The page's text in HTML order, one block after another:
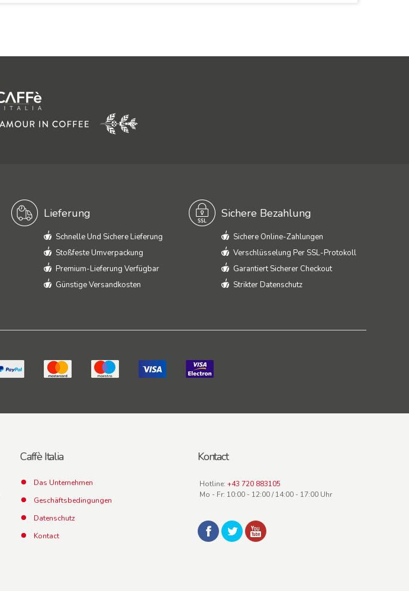
Lieferung
Schnelle Und Sichere Lieferung
Stoßfeste Umverpackung
Premium-Lieferung Verfügbar
Günstige Versandkosten
Sichere Bezahlung
Sichere Online-Zahlungen
Verschlüsselung Per SSL-Protokoll
Garantiert Sicherer Checkout
Strikter Datenschutz
Caffè Italia
Das Unternehmen
Geschäftsbedingungen
Datenschutz
Kontact
Kontact
Hotline: +43 720 883105
Mo - Fr: 10:00 - 12:00 / 14:00 - 17:00 Uhr